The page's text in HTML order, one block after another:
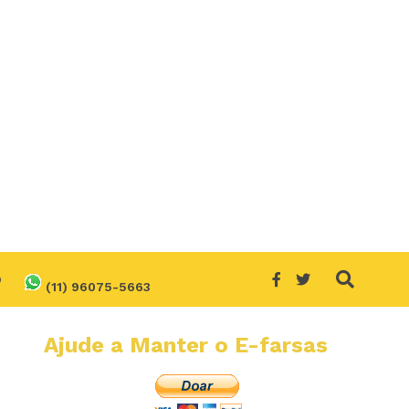
(11) 96075-5663
Ajude a Manter o E-farsas